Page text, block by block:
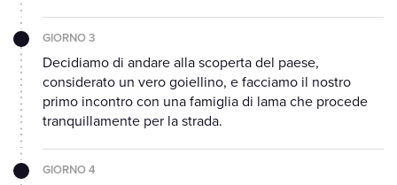
GIORNO 3
Decidiamo di andare alla scoperta del paese,
considerato un vero goiellino, e facciamo il nostro
primo incontro con una famiglia di lama che procede
tranquillamente per la strada.
GIORNO 4